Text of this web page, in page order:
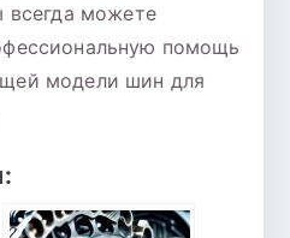
всегда можете
помощь
модели шин для